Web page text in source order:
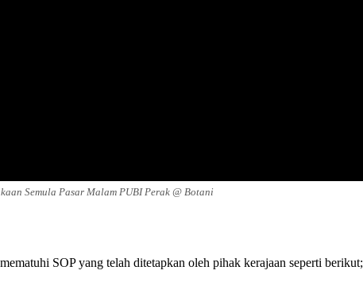
Semula Pasar Malam PUBI Perak @ Botani
SOP yang telah ditetapkan oleh pihak kerajaan seperti berikut;